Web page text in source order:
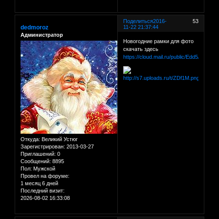
Поделиться 53
2016-
11-22 21:37:44
dedmoroz
Администратор
Откуда: Великий Устюг
Зарегистрирован: 2013-03-27
Приглашений: 0
Сообщений: 8895
Пол: Мужской
Провел на форуме:
1 месяц 6 дней
Последний визит:
2026-08-02 16:33:08
Новогодние рамки для фото
скачать здесь
https://cloud.mail.ru/public/Edd5/